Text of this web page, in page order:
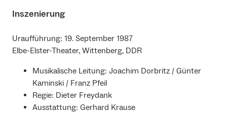
Inszenierung
Uraufführung: 19. September 1987
Elbe-Elster-Theater, Wittenberg, DDR
Musikalische Leitung: Joachim Dorbritz / Günter
Kaminski / Franz Pfeil
Regie: Dieter Freydank
Ausstattung: Gerhard Krause